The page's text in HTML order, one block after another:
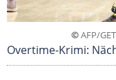
©AFP/
Overtime-Krimi: